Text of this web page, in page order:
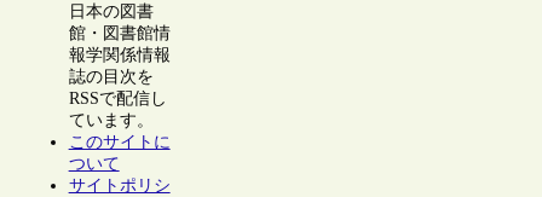
日本の図書
館・図書館情
報学関係情報
誌の目次を
RSSで配信し
ています。
このサイトに
ついて
サイトポリシ